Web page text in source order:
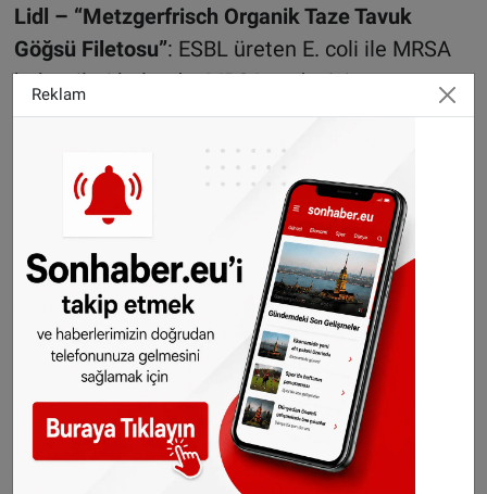
Lidl – “Metzgerfrisch Organik Taze Tavuk
Göğsü Filetosu”: ESBL üreten E. coli ile MRSA
bakterileri bulundu. MRSA, tedavisi zor
enfeksiyonlara yol açabilen bir bakteri olarak
Tüketici kuruluşlarından uyarı
Tüketiciyi koruma kuruluşları, Almanya’da her
yıl çiftlik hayvanlarına yüzlerce ton antibiyotik
verildiğini ve bunun çoklu dirençli bakterilerin
yayılmasına yol açtığını belirtiyor. Alman
Federal Risk Değerlendirme Enstitüsü (BfR) de
bu tür bakterilerin gıdalar yoluyla insanlara
bulaşabileceğini doğruluyor.
Birçok tüketici, organik üretimde antibiyotik
Reklam